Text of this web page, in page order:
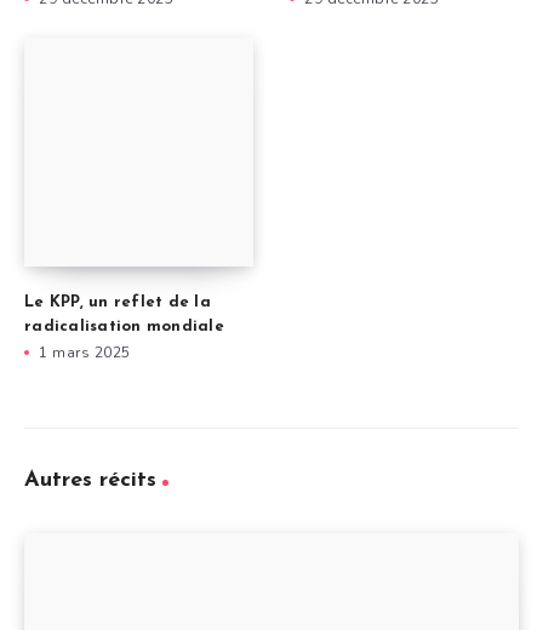
Le KPP, un reflet de la
radicalisation mondiale
1 mars 2025
Autres récits